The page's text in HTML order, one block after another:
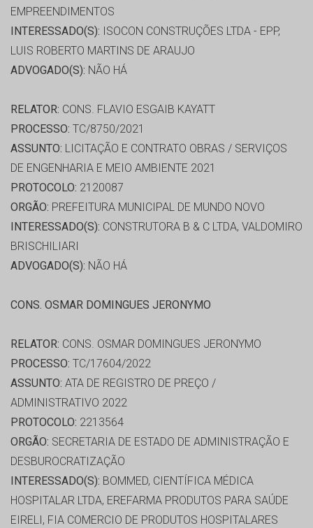
EMPREENDIMENTOS
INTERESSADO(S): ISOCON CONSTRUÇÕES LTDA - EPP,
LUIS ROBERTO MARTINS DE ARAUJO
ADVOGADO(S): NÃO HÁ
RELATOR: CONS. FLAVIO ESGAIB KAYATT
PROCESSO: TC/8750/2021
ASSUNTO: LICITAÇÃO E CONTRATO OBRAS / SERVIÇOS
DE ENGENHARIA E MEIO AMBIENTE 2021
PROTOCOLO: 2120087
ORGÃO: PREFEITURA MUNICIPAL DE MUNDO NOVO
INTERESSADO(S): CONSTRUTORA B & C LTDA, VALDOMIRO
BRISCHILIARI
ADVOGADO(S): NÃO HÁ
CONS. OSMAR DOMINGUES JERONYMO
RELATOR: CONS. OSMAR DOMINGUES JERONYMO
PROCESSO: TC/17604/2022
ASSUNTO: ATA DE REGISTRO DE PREÇO /
ADMINISTRATIVO 2022
PROTOCOLO: 2213564
ORGÃO: SECRETARIA DE ESTADO DE ADMINISTRAÇÃO E
DESBUROCRATIZAÇÃO
INTERESSADO(S): BOMMED, CIENTÍFICA MÉDICA
HOSPITALAR LTDA, EREFARMA PRODUTOS PARA SAÚDE
EIRELI, FIA COMERCIO DE PRODUTOS HOSPITALARES